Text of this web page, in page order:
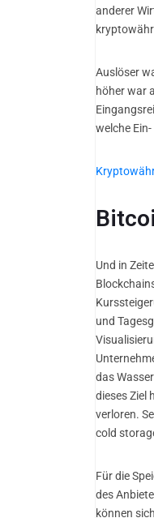
anderer
Auslöser
höher war
welche
Und in
und
das
dieses Ziel
verloren.
cold
Für die
des
können